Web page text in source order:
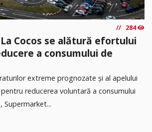
284
Cocos se alătură efortului
a consumului de
extreme prognozate și al apelului
reducerea voluntară a consumului
Supermarket...